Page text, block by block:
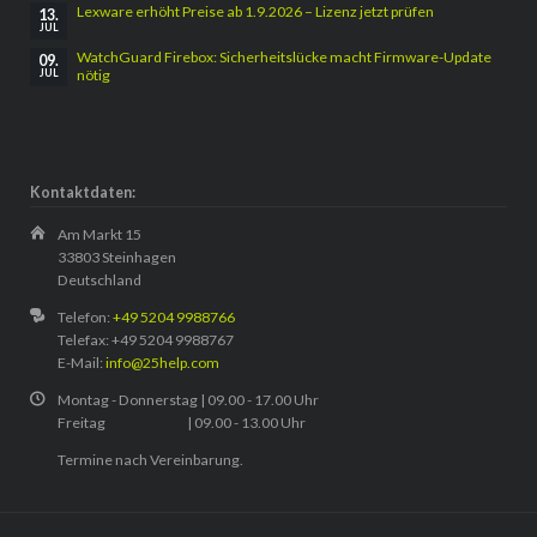
13.
JUL
Lexware erhöht Preise ab 1.9.2026 – Lizenz jetzt prüfen
09.
JUL
WatchGuard Firebox: Sicherheitslücke macht Firmware-Update
nötig
Kontaktdaten:
Am Markt 15
33803 Steinhagen
Deutschland
Telefon: +49 5204 9988766
Telefax: +49 5204 9988767
E-Mail: info@25help.com
Montag - Donnerstag | 09.00 - 17.00 Uhr
Freitag | 09.00 - 13.00 Uhr
Termine nach Vereinbarung.